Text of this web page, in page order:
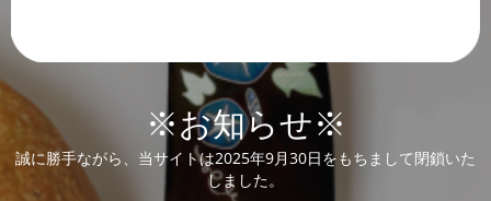
※お知らせ※
誠に勝手ながら、当サイトは2025年9月30日をもちまして閉鎖いた
しました。